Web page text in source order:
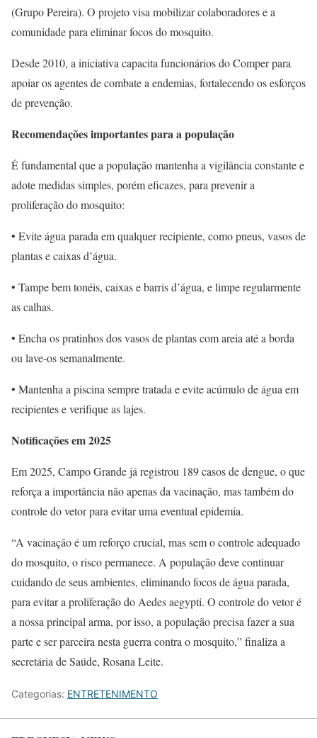
(Grupo Pereira). O projeto visa mobilizar colaboradores e a
comunidade para eliminar focos do mosquito.
Desde 2010, a iniciativa capacita funcionários do Comper para
apoiar os agentes de combate a endemias, fortalecendo os esforços
de prevenção.
Recomendações importantes para a população
É fundamental que a população mantenha a vigilância constante e
adote medidas simples, porém eficazes, para prevenir a
proliferação do mosquito:
• Evite água parada em qualquer recipiente, como pneus, vasos de
plantas e caixas d’água.
• Tampe bem tonéis, caixas e barris d’água, e limpe regularmente
as calhas.
• Encha os pratinhos dos vasos de plantas com areia até a borda
ou lave-os semanalmente.
• Mantenha a piscina sempre tratada e evite acúmulo de água em
recipientes e verifique as lajes.
Notificações em 2025
Em 2025, Campo Grande já registrou 189 casos de dengue, o que
reforça a importância não apenas da vacinação, mas também do
controle do vetor para evitar uma eventual epidemia.
“A vacinação é um reforço crucial, mas sem o controle adequado
do mosquito, o risco permanece. A população deve continuar
cuidando de seus ambientes, eliminando focos de água parada,
para evitar a proliferação do Aedes aegypti. O controle do vetor é
a nossa principal arma, por isso, a população precisa fazer a sua
parte e ser parceira nesta guerra contra o mosquito,” finaliza a
secretária de Saúde, Rosana Leite.
Categorias: ENTRETENIMENTO